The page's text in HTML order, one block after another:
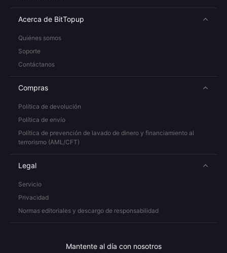
Acerca de BitTopup
Quiénes somos
Soporte
Contáctanos
Compras
Política de devolución
Política de envío
Política de prevención de lavado de dinero y financiamiento al
terrorismo (AML/CFT)
Legal
Servicio
Privacidad
Normas editoriales y descargo de responsabilidad
Mantente al día con nosotros